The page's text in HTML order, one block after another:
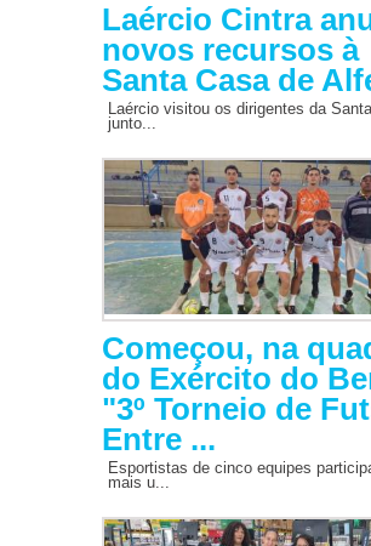
Laércio Cintra
novos recursos à
Santa Casa de
Laércio visitou os dirigentes da
junto...
Começou, na
do Exército do
"3º Torneio de
Entre ...
Esportistas de cinco equipes
mais u...